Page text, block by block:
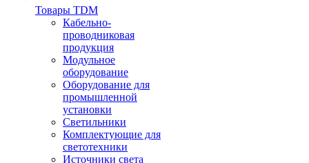
Товары TDM
Кабельно-
проводниковая
продукция
Модульное
оборудование
Оборудование для
промышленной
установки
Светильники
Комплектующие для
светотехники
Источники света